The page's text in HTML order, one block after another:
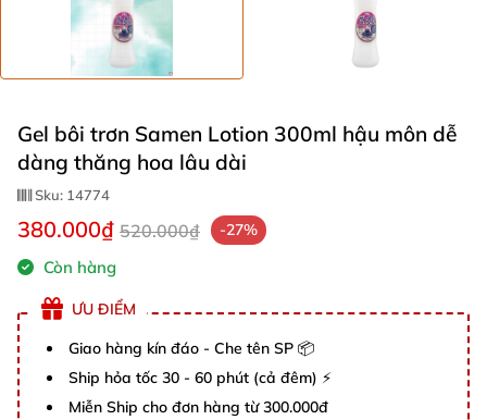
Gel bôi trơn Samen Lotion 300ml hậu môn dễ
dàng thăng hoa lâu dài
Sku: 14774
380.000₫ 520.000₫ -27%
Còn hàng
ƯU ĐIỂM
Giao hàng kín đáo - Che tên SP 📦
Ship hỏa tốc 30 - 60 phút (cả đêm) ⚡
Miễn Ship cho đơn hàng từ 300.000đ